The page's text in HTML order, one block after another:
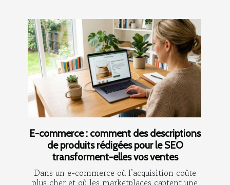
E-commerce : comment des descriptions
de produits rédigées pour le SEO
transforment-elles vos ventes
Dans un e-commerce où l’acquisition coûte
plus cher et où les marketplaces captent une